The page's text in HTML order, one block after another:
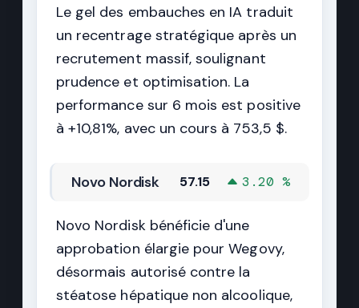
Le gel des embauches en IA traduit
un recentrage stratégique après un
recrutement massif, soulignant
prudence et optimisation. La
performance sur 6 mois est positive
à +10,81%, avec un cours à 753,5 $.
Novo Nordisk 57.15 3.20 %
Novo Nordisk bénéficie d'une
approbation élargie pour Wegovy,
désormais autorisé contre la
stéatose hépatique non alcoolique,